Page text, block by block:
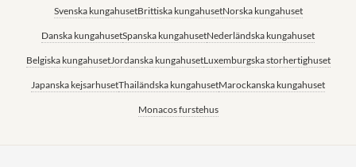
Svenska kungahusetBrittiska kungahusetNorska kungahuset
Danska kungahusetSpanska kungahusetNederländska kungahuset
Belgiska kungahusetJordanska kungahusetLuxemburgska storhertighuset
Japanska kejsarhusetThailändska kungahusetMarockanska kungahuset
Monacos furstehus